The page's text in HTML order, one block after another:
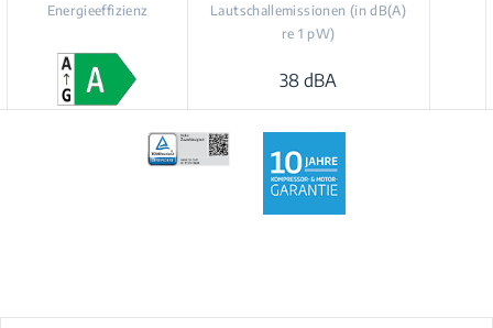
Energieeffizienz
Lautschallemissionen (in dB(A)
re 1 pW)
38 dBA